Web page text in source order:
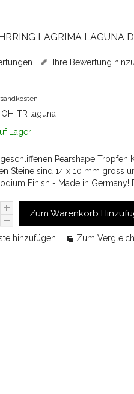
LAGRIMA LAGUNA
Ihre Bewertung
OH-TR laguna
Lager
Pearshape Tropfen
Steine sind 14 x 10 mm gross
Finish - Made in Germany!
Zum Warenkorb
hinzufügen Zum